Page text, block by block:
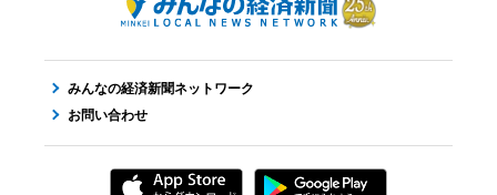
みんなの経済新聞ネットワーク
お問い合わせ